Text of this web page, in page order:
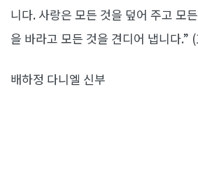
니다. 사랑은 모든 것을 덮어 주고 모
을 바라고 모든 것을 견디어 냅니다.”
배하정 다니엘 신부